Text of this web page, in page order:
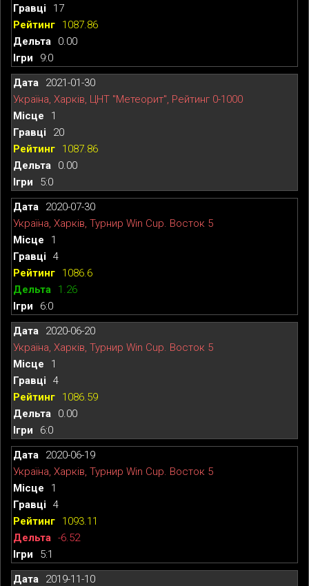
17
1087.86
0.00
9:0
2021-01-30
Україна, Харків, ЦНТ "Метеорит", Рейтинг 0-1000
1
20
1087.86
0.00
5:0
2020-07-30
Україна, Харків, Турнир Win Cup. Восток 5
1
4
1086.6
1.26
6:0
2020-06-20
Україна, Харків, Турнир Win Cup. Восток 5
1
4
1086.59
0.00
6:0
2020-06-19
Україна, Харків, Турнир Win Cup. Восток 5
1
4
1093.11
-6.52
5:1
2019-11-10